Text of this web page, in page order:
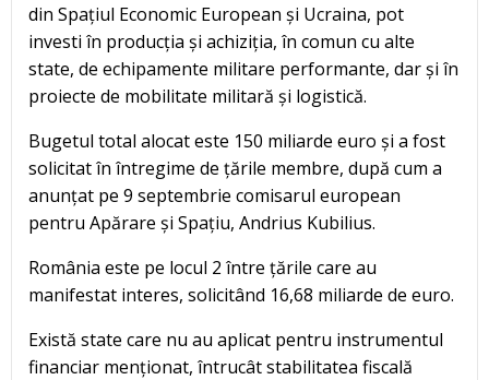
din Spațiul Economic European și Ucraina, pot
investi în producția și achiziția, în comun cu alte
state, de echipamente militare performante, dar și în
proiecte de mobilitate militară și logistică.
Bugetul total alocat este 150 miliarde euro și a fost
solicitat în întregime de țările membre, după cum a
anunțat pe 9 septembrie comisarul european
pentru Apărare și Spațiu, Andrius Kubilius.
România este pe locul 2 între țările care au
manifestat interes, solicitând 16,68 miliarde de euro.
Există state care nu au aplicat pentru instrumentul
financiar menționat, întrucât stabilitatea fiscală